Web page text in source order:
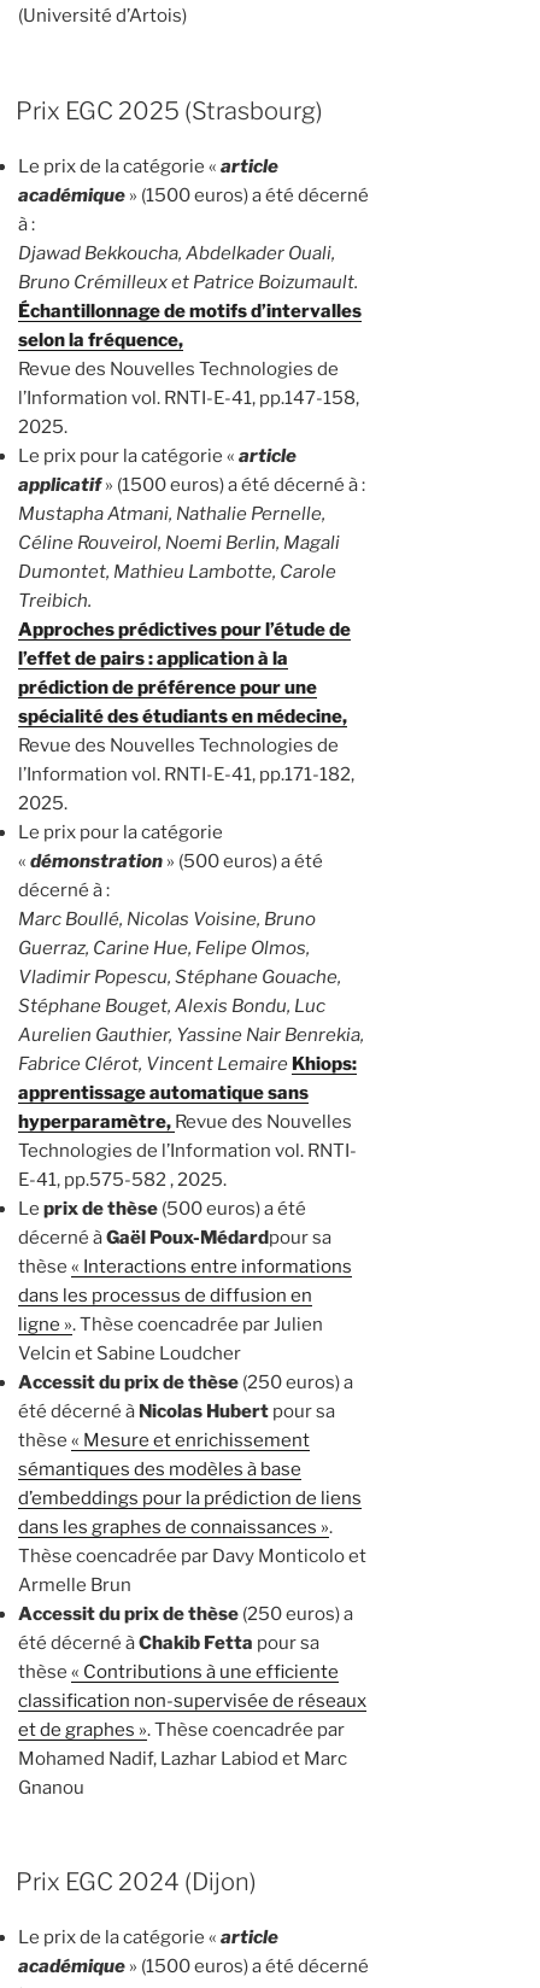
(Université d’Artois)
Prix EGC 2025 (Strasbourg)
Le prix de la catégorie « article
académique » (1500 euros) a été décerné
à :
Djawad Bekkoucha, Abdelkader Ouali,
Bruno Crémilleux et Patrice Boizumault.
Échantillonnage de motifs d’intervalles
selon la fréquence,
Revue des Nouvelles Technologies de
l’Information vol. RNTI-E-41, pp.147-158,
2025.
Le prix pour la catégorie « article
applicatif» (1500 euros) a été décerné à :
Mustapha Atmani, Nathalie Pernelle,
Céline Rouveirol, Noemi Berlin, Magali
Dumontet, Mathieu Lambotte, Carole
Treibich.
Approches prédictives pour l’étude de
l’effet de pairs : application à la
prédiction de préférence pour une
spécialité des étudiants en médecine,
Revue des Nouvelles Technologies de
l’Information vol. RNTI-E-41, pp.171-182,
2025.
Le prix pour la catégorie
« démonstration » (500 euros) a été
décerné à :
Marc Boullé, Nicolas Voisine, Bruno
Guerraz, Carine Hue, Felipe Olmos,
Vladimir Popescu, Stéphane Gouache,
Stéphane Bouget, Alexis Bondu, Luc
Aurelien Gauthier, Yassine Nair Benrekia,
Fabrice Clérot, Vincent Lemaire Khiops:
apprentissage automatique sans
hyperparamètre, Revue des Nouvelles
Technologies de l’Information vol. RNTI-
E-41, pp.575-582 , 2025.
Le prix de thèse (500 euros) a été
décerné àGaël Poux-Médardpour sa
thèse « Interactions entre informations
dans les processus de diffusion en
ligne ». Thèse coencadrée par Julien
Velcin et Sabine Loudcher
Accessit du prix de thèse (250 euros) a
été décerné à Nicolas Hubert pour sa
thèse « Mesure et enrichissement
sémantiques des modèles à base
d’embeddings pour la prédiction de liens
dans les graphes de connaissances ».
Thèse coencadrée par Davy Monticolo et
Armelle Brun
Accessit du prix de thèse (250 euros) a
été décerné àChakib Fetta pour sa
thèse « Contributions à une efficiente
classification non-supervisée de réseaux
et de graphes ». Thèse coencadrée par
Mohamed Nadif, Lazhar Labiod et Marc
Gnanou
Prix EGC 2024 (Dijon)
Le prix de la catégorie « article
académique » (1500 euros) a été décerné